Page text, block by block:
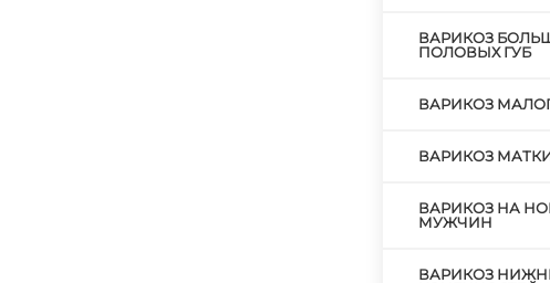
ВАРИКОЗ
ПОЛОВЫХ ГУБ
ВАРИКОЗ
ВАРИКОЗ
ВАРИКОЗ НА
МУЖЧИН
ВАРИКОЗ